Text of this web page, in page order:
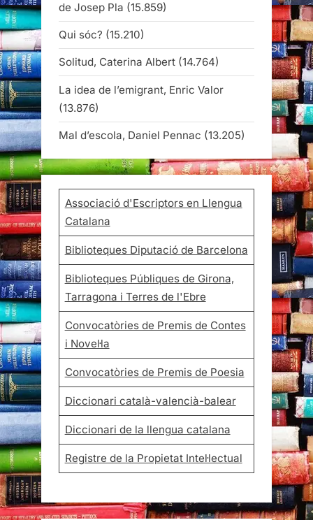
de Josep Pla (15.859)
Qui sóc? (15.210)
Solitud, Caterina Albert (14.764)
La idea de l’emigrant, Enric Valor
(13.876)
Mal d’escola, Daniel Pennac (13.205)
Associació d'Escriptors en Llengua
Catalana
Biblioteques Diputació de Barcelona
Biblioteques Públiques de Girona,
Tarragona i Terres de l'Ebre
Convocatòries de Premis de Contes
i Novel·la
Convocatòries de Premis de Poesia
Diccionari català-valencià-balear
Diccionari de la llengua catalana
Registre de la Propietat Intel·lectual